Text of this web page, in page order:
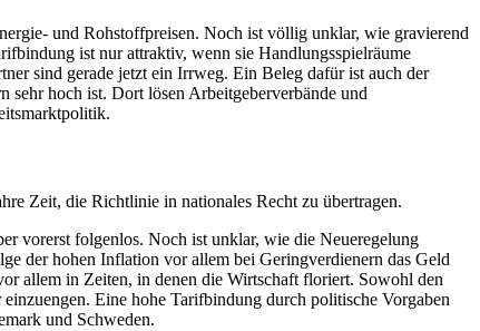
und Rohstoffpreisen. Noch ist völlig unklar, wie gravierend
ist nur attraktiv, wenn sie Handlungsspielräume
sind gerade jetzt ein Irrweg. Ein Beleg dafür ist auch der
hoch ist. Dort lösen Arbeitgeberverbände und
Zeit, die Richtlinie in nationales Recht zu übertragen.
vorerst folgenlos. Noch ist unklar, wie die Neueregelung
der hohen Inflation vor allem bei Geringverdienern das Geld
allem in Zeiten, in denen die Wirtschaft floriert. Sowohl den
Eine hohe Tarifbindung durch politische Vorgaben
und Schweden.